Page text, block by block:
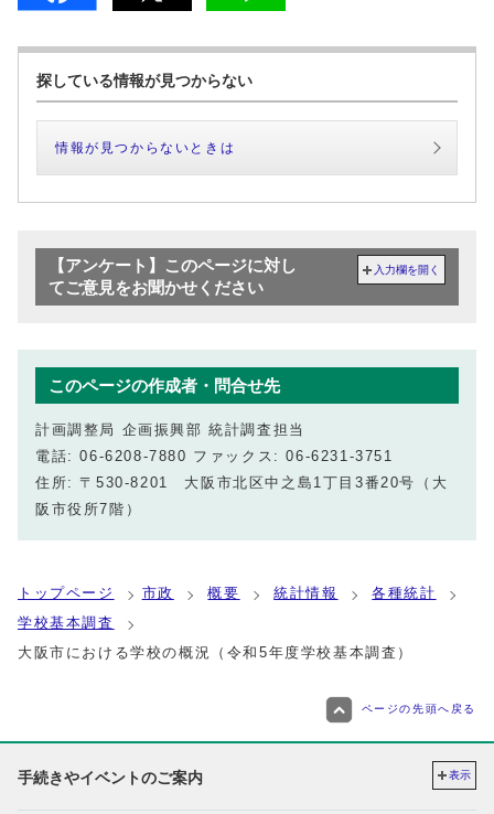
探している情報が見つからない
情報が見つからないときは
【アンケート】このページに対し
てご意見をお聞かせください
入力欄を開く
このページの作成者・問合せ先
計画調整局 企画振興部 統計調査担当
電話: 06-6208-7880 ファックス: 06-6231-3751
住所: 〒530-8201 大阪市北区中之島1丁目3番20号（大
阪市役所7階）
トップページ 市政 概要 統計情報
各種統計
学校基本調査
大阪市における学校の概況（令和5年度学校基本調査）
ページの先頭へ戻る
手続きやイベントのご案内 表示